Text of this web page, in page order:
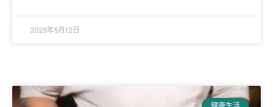
2025年5月12日